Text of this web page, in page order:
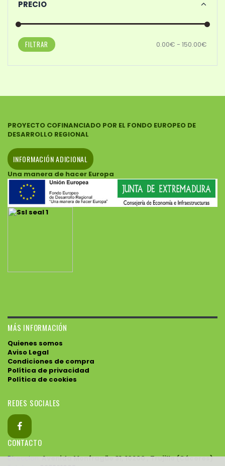
PRECIO
FILTRAR 0.00€ - 150.00€
PROYECTO COFINANCIADO POR EL FONDO EUROPEO DE
DESARROLLO REGIONAL
INFORMACIÓN ADICIONAL
Una manera de hacer Europa
MÁS INFORMACIÓN
Quienes somos
Aviso Legal
Condiciones de compra
Política de privacidad
Política de cookies
REDES SOCIALES
CONTACTO
Direccion:Avenida Monfragüe 31, 10200 , Trujillo (Cáceres)